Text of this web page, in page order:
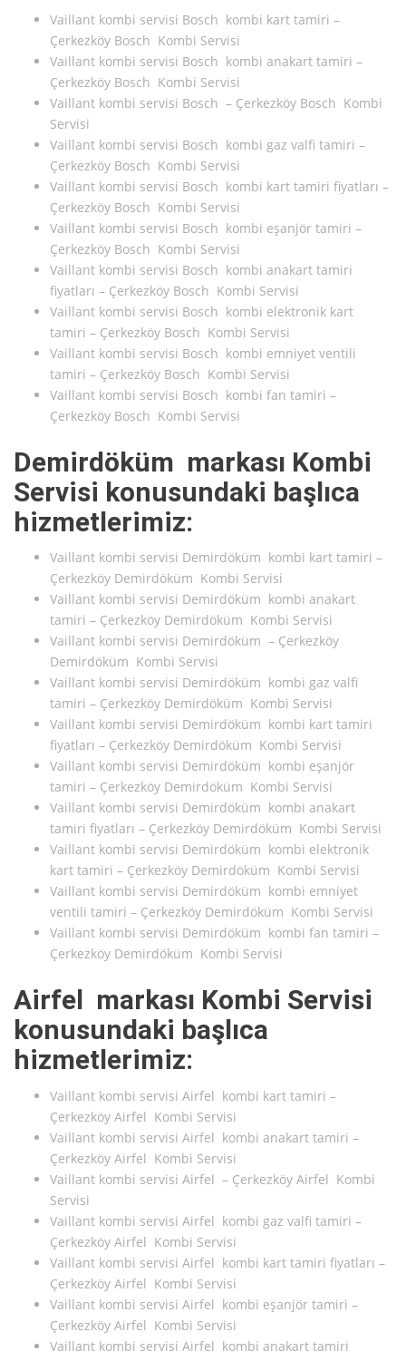
Vaillant kombi servisi Bosch kombi kart tamiri –
Çerkezköy Bosch Kombi Servisi
Vaillant kombi servisi Bosch kombi anakart tamiri –
Çerkezköy Bosch Kombi Servisi
Vaillant kombi servisi Bosch – Çerkezköy Bosch Kombi
Servisi
Vaillant kombi servisi Bosch kombi gaz valfi tamiri –
Çerkezköy Bosch Kombi Servisi
Vaillant kombi servisi Bosch kombi kart tamiri fiyatları –
Çerkezköy Bosch Kombi Servisi
Vaillant kombi servisi Bosch kombi eşanjör tamiri –
Çerkezköy Bosch Kombi Servisi
Vaillant kombi servisi Bosch kombi anakart tamiri
fiyatları – Çerkezköy Bosch Kombi Servisi
Vaillant kombi servisi Bosch kombi elektronik kart
tamiri – Çerkezköy Bosch Kombi Servisi
Vaillant kombi servisi Bosch kombi emniyet ventili
tamiri – Çerkezköy Bosch Kombi Servisi
Vaillant kombi servisi Bosch kombi fan tamiri –
Çerkezköy Bosch Kombi Servisi
Demirdöküm markası Kombi
Servisi konusundaki başlıca
hizmetlerimiz:
Vaillant kombi servisi Demirdöküm kombi kart tamiri –
Çerkezköy Demirdöküm Kombi Servisi
Vaillant kombi servisi Demirdöküm kombi anakart
tamiri – Çerkezköy Demirdöküm Kombi Servisi
Vaillant kombi servisi Demirdöküm – Çerkezköy
Demirdöküm Kombi Servisi
Vaillant kombi servisi Demirdöküm kombi gaz valfi
tamiri – Çerkezköy Demirdöküm Kombi Servisi
Vaillant kombi servisi Demirdöküm kombi kart tamiri
fiyatları – Çerkezköy Demirdöküm Kombi Servisi
Vaillant kombi servisi Demirdöküm kombi eşanjör
tamiri – Çerkezköy Demirdöküm Kombi Servisi
Vaillant kombi servisi Demirdöküm kombi anakart
tamiri fiyatları – Çerkezköy Demirdöküm Kombi Servisi
Vaillant kombi servisi Demirdöküm kombi elektronik
kart tamiri – Çerkezköy Demirdöküm Kombi Servisi
Vaillant kombi servisi Demirdöküm kombi emniyet
ventili tamiri – Çerkezköy Demirdöküm Kombi Servisi
Vaillant kombi servisi Demirdöküm kombi fan tamiri –
Çerkezköy Demirdöküm Kombi Servisi
Airfel markası Kombi Servisi
konusundaki başlıca
hizmetlerimiz:
Vaillant kombi servisi Airfel kombi kart tamiri –
Çerkezköy Airfel Kombi Servisi
Vaillant kombi servisi Airfel kombi anakart tamiri –
Çerkezköy Airfel Kombi Servisi
Vaillant kombi servisi Airfel – Çerkezköy Airfel Kombi
Servisi
Vaillant kombi servisi Airfel kombi gaz valfi tamiri –
Çerkezköy Airfel Kombi Servisi
Vaillant kombi servisi Airfel kombi kart tamiri fiyatları –
Çerkezköy Airfel Kombi Servisi
Vaillant kombi servisi Airfel kombi eşanjör tamiri –
Çerkezköy Airfel Kombi Servisi
Vaillant kombi servisi Airfel kombi anakart tamiri